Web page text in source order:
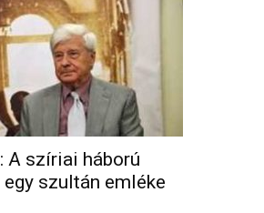
A szíriai háború
szultán emléke